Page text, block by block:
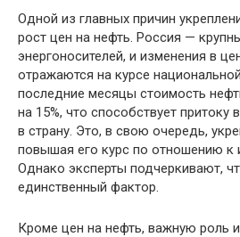
Одной из главных причин
рост цен на нефть. Россия —
энергоносителей, и изменения в
отражаются на курсе
последние месяцы стоимость
на 15%, что способствует притоку
в страну. Это, в свою очередь,
повышая его курс по отношению к
Однако эксперты подчеркивают,
единственный фактор.
Кроме цен на нефть, важную роль